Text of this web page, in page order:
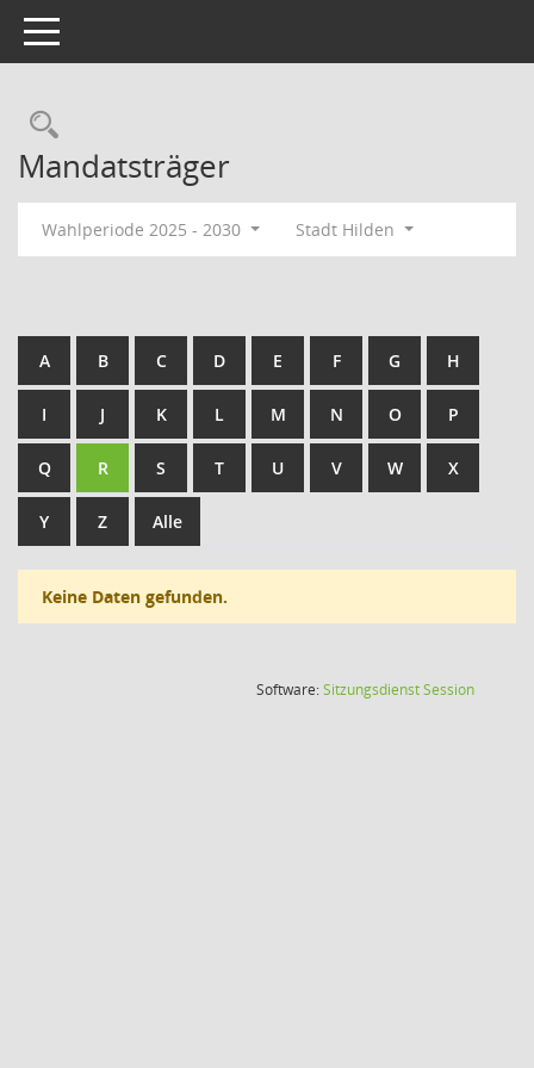
Toggle navigation
Rechercheauswahl
Mandatsträger
Wahlperiode 2025 - 2030 Stadt Hilden
A B C D E F G H
I J K L M N O P
Q R S T U V W X
Y Z Alle
Keine Daten gefunden.
Software:SitzungsdienstSession(Wird in